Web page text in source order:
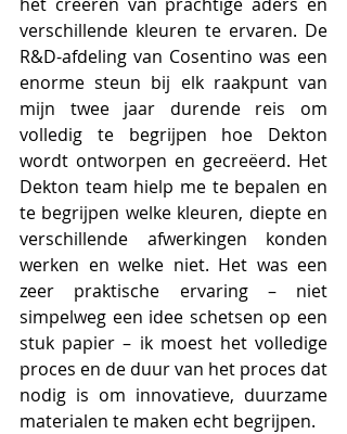
verschillende kleuren te ervaren. De
R&D-afdeling van Cosentino was een
enorme steun bij elk raakpunt van
mijn twee jaar durende reis om
volledig te begrijpen hoe Dekton
wordt ontworpen en gecreëerd. Het
Dekton team hielp me te bepalen en
te begrijpen welke kleuren, diepte en
verschillende afwerkingen konden
werken en welke niet. Het was een
zeer praktische ervaring – niet
simpelweg een idee schetsen op een
stuk papier – ik moest het volledige
proces en de duur van het proces dat
nodig is om innovatieve, duurzame
materialen te maken echt begrijpen.